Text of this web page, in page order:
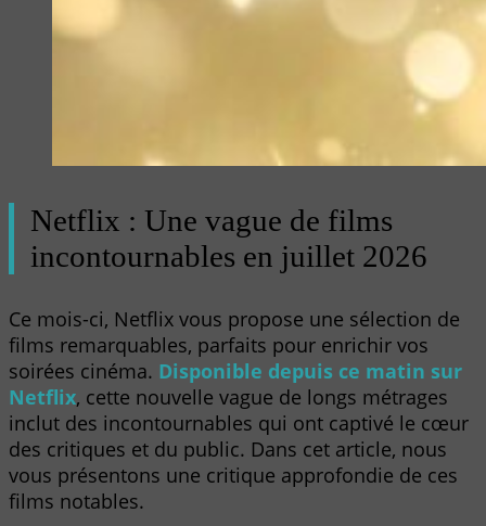
Netflix : Une vague de films
incontournables en juillet 2026
Ce mois-ci, Netflix vous propose une sélection de
films remarquables, parfaits pour enrichir vos
soirées cinéma. Disponible depuis ce matin sur
Netflix, cette nouvelle vague de longs métrages
inclut des incontournables qui ont captivé le cœur
des critiques et du public. Dans cet article, nous
vous présentons une critique approfondie de ces
films notables.